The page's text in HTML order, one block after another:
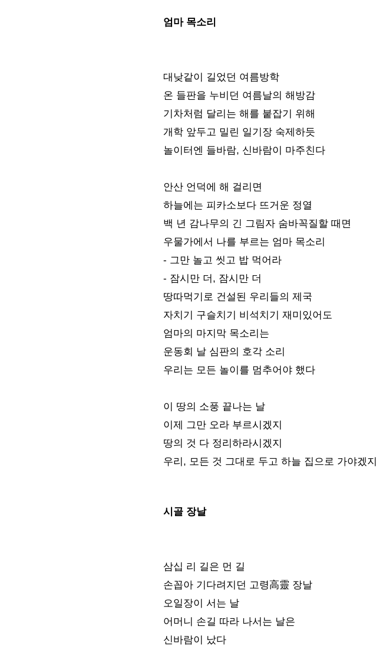
엄마 목소리
대낮같이 길었던 여름방학
온 들판을 누비던 여름날의 해방감
기차처럼 달리는 해를 붙잡기 위해
개학 앞두고 밀린 일기장 숙제하듯
놀이터엔 들바람, 신바람이 마주친다
안산 언덕에 해 걸리면
하늘에는 피카소보다 뜨거운 정열
백 년 감나무의 긴 그림자 숨바꼭질할 때면
우물가에서 나를 부르는 엄마 목소리
- 그만 놀고 씻고 밥 먹어라
- 잠시만 더, 잠시만 더
땅따먹기로 건설된 우리들의 제국
자치기 구슬치기 비석치기 재미있어도
엄마의 마지막 목소리는
운동회 날 심판의 호각 소리
우리는 모든 놀이를 멈추어야 했다
이 땅의 소풍 끝나는 날
이제 그만 오라 부르시겠지
땅의 것 다 정리하라시겠지
우리, 모든 것 그대로 두고 하늘 집으로 가야겠지
시골 장날
삼십 리 길은 먼 길
손꼽아 기다려지던 고령高靈 장날
오일장이 서는 날
어머니 손길 따라 나서는 날은
신바람이 났다